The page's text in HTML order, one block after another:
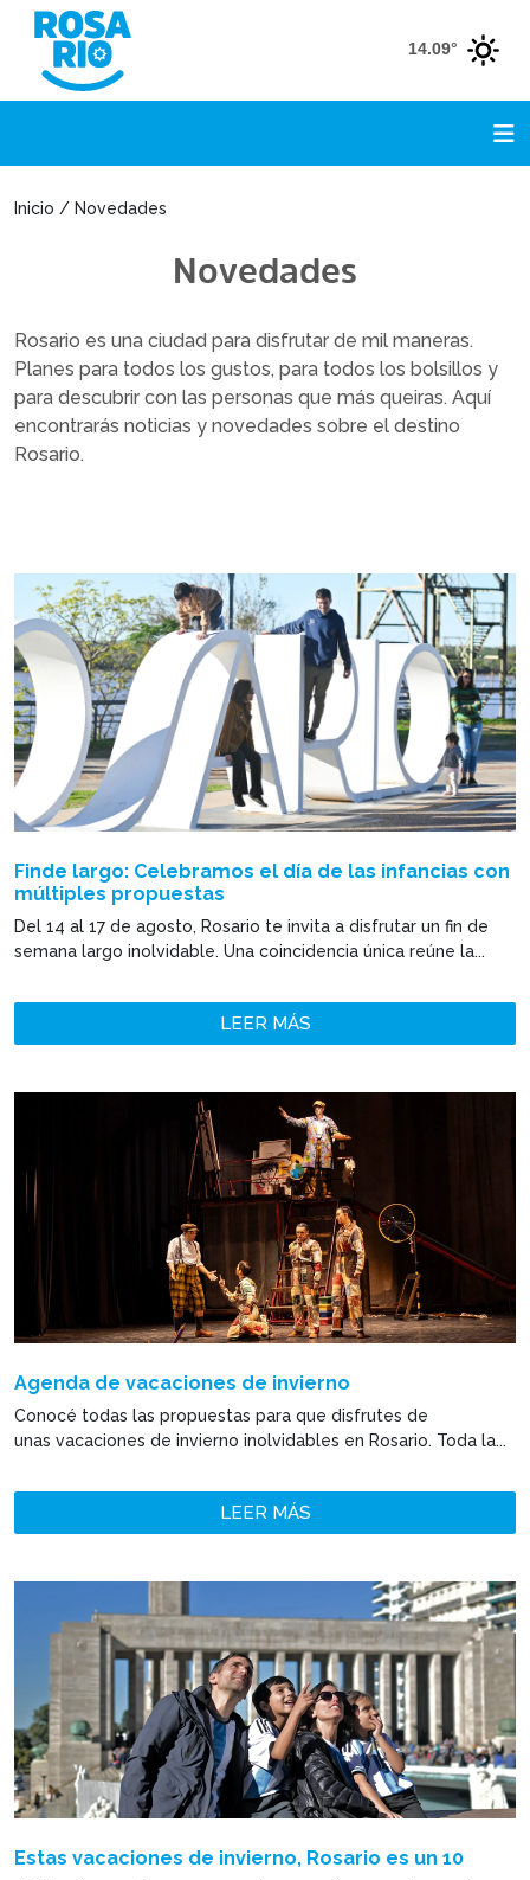
14.09°
Inicio / Novedades
Novedades
Rosario es una ciudad para disfrutar de mil maneras.
Planes para todos los gustos, para todos los bolsillos y
para descubrir con las personas que más queiras. Aquí
encontrarás noticias y novedades sobre el destino
Rosario.
Finde largo: Celebramos el día de las infancias con
múltiples propuestas
Del 14 al 17 de agosto, Rosario te invita a disfrutar un fin de
semana largo inolvidable. Una coincidencia única reúne la...
LEER MÁS
Agenda de vacaciones de invierno
Conocé todas las propuestas para que disfrutes de
unas vacaciones de invierno inolvidables en Rosario. Toda la...
LEER MÁS
Estas vacaciones de invierno, Rosario es un 10